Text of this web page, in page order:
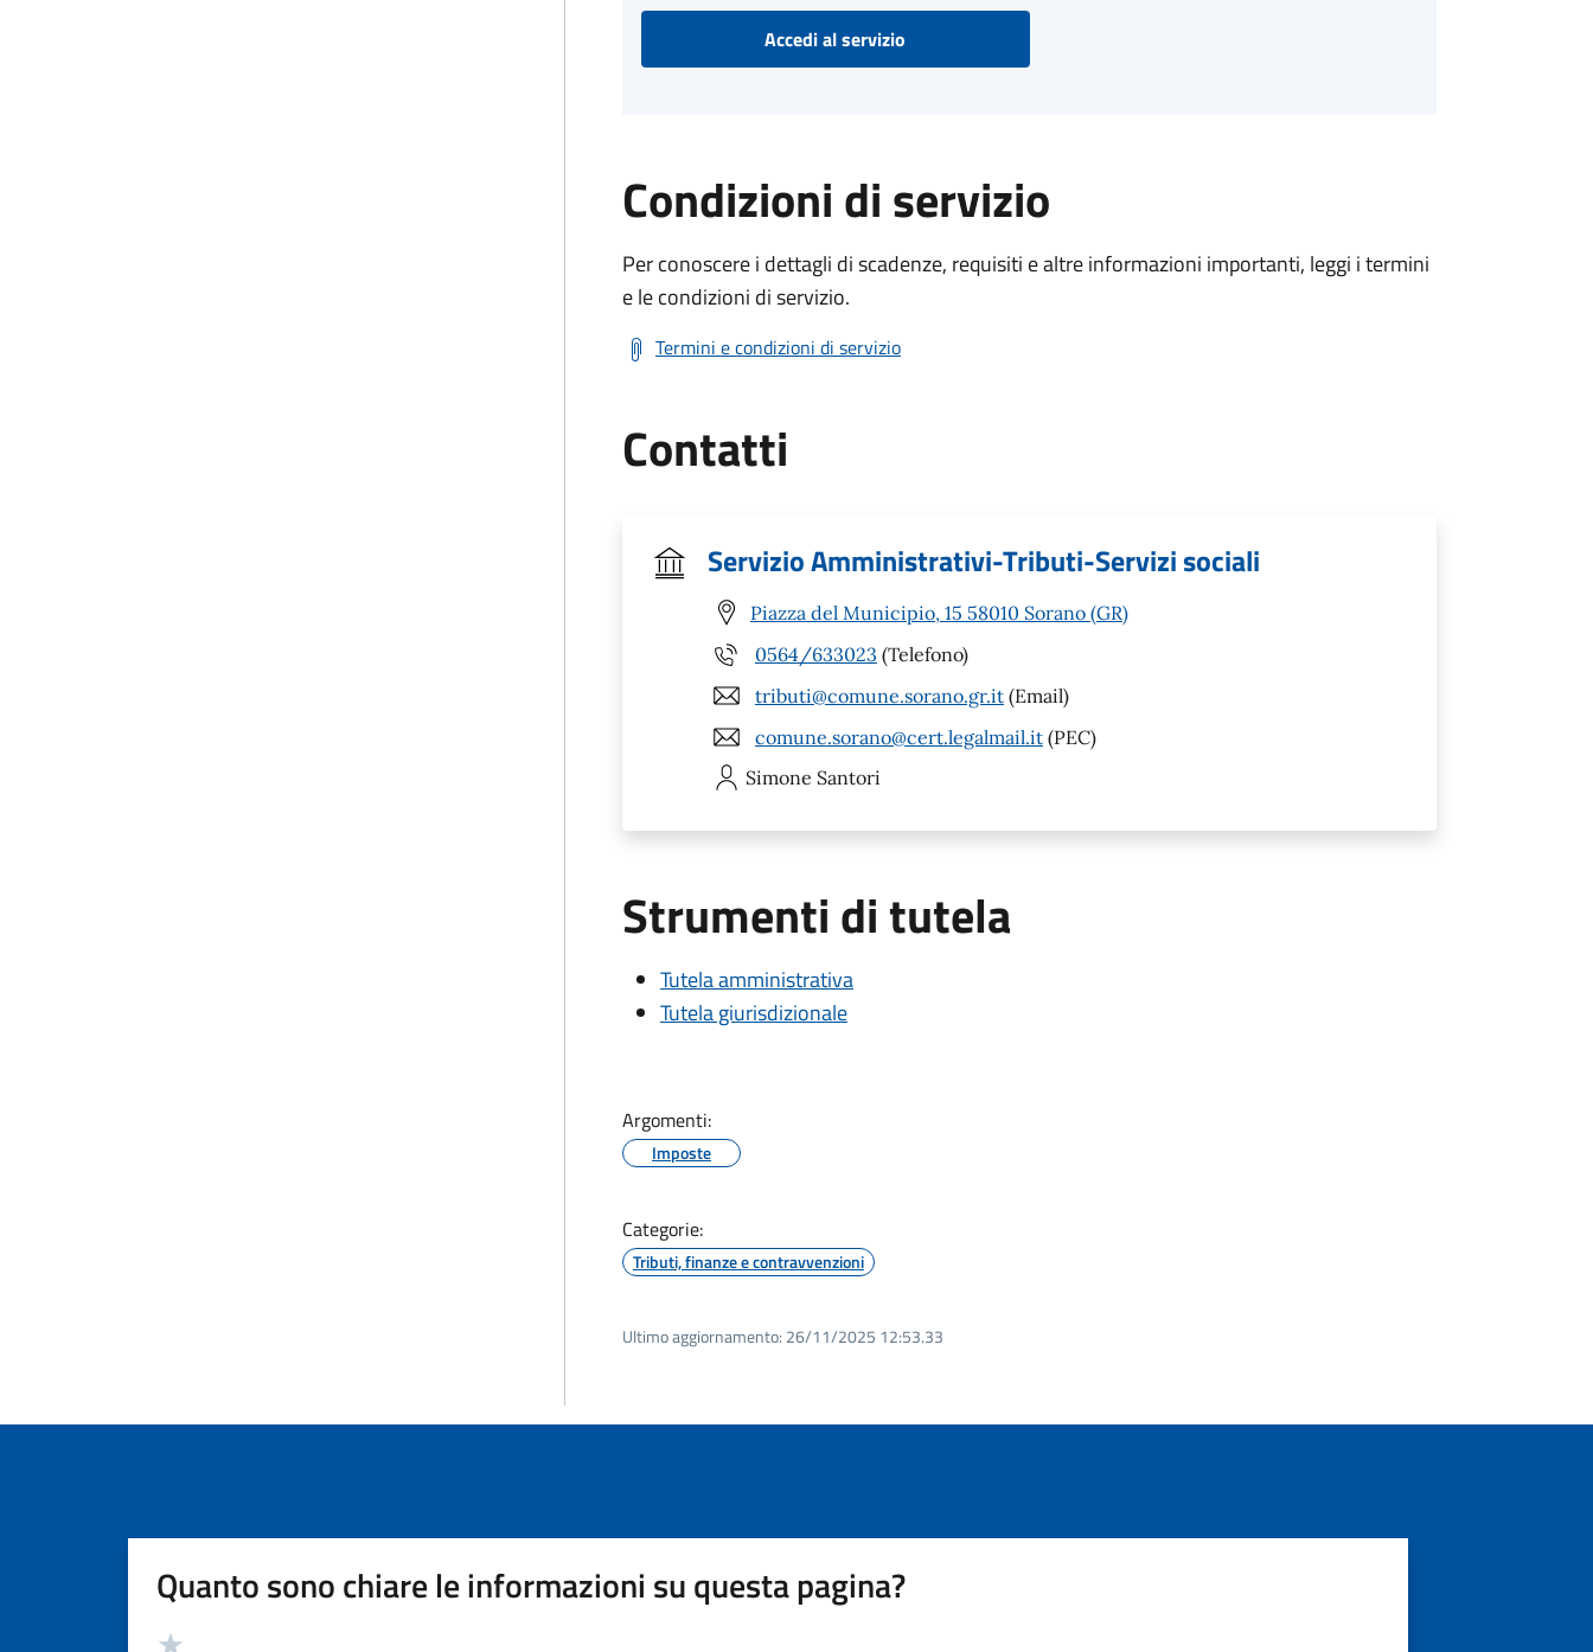
Accedi al servizio
Condizioni di servizio
Per conoscere i dettagli di scadenze, requisiti e altre informazioni importanti, leggi i termini
e le condizioni di servizio.
Termini e condizioni di servizio
Contatti
Servizio Amministrativi-Tributi-Servizi sociali
Piazza del Municipio, 15 58010 Sorano (GR)
0564/633023 (Telefono)
tributi@comune.sorano.gr.it (Email)
comune.sorano@cert.legalmail.it (PEC)
Simone Santori
Strumenti di tutela
Tutela amministrativa
Tutela giurisdizionale
Argomenti:
Imposte
Categorie:
Tributi, finanze e contravvenzioni
Ultimo aggiornamento: 26/11/2025 12:53.33
Quanto sono chiare le informazioni su questa pagina?
Valutazione